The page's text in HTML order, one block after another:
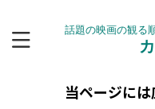
話題の映画の観る
当ページに